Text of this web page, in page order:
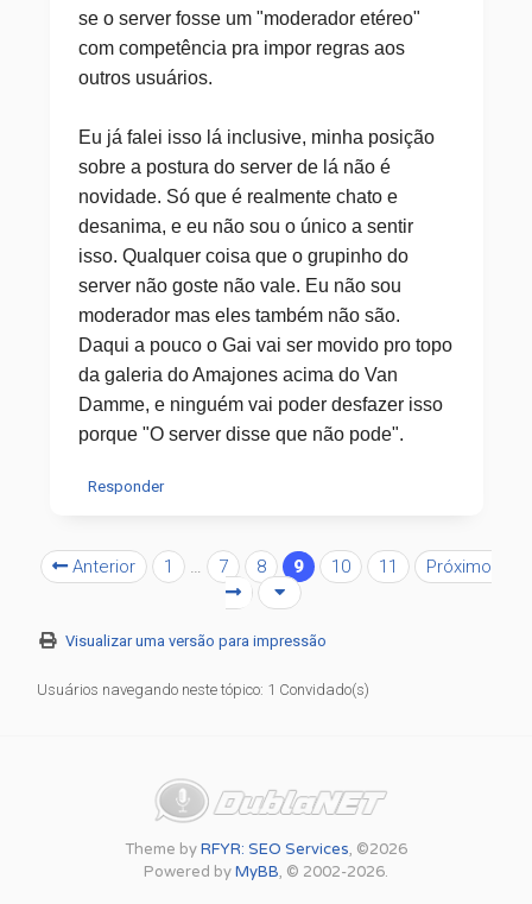
se o server fosse um "moderador etéreo"
com competência pra impor regras aos
outros usuários.
Eu já falei isso lá inclusive, minha posição
sobre a postura do server de lá não é
novidade. Só que é realmente chato e
desanima, e eu não sou o único a sentir
isso. Qualquer coisa que o grupinho do
server não goste não vale. Eu não sou
moderador mas eles também não são.
Daqui a pouco o Gai vai ser movido pro topo
da galeria do Amajones acima do Van
Damme, e ninguém vai poder desfazer isso
porque "O server disse que não pode".
Responder
Anterior 1 … 7 8 9 10 11 Próximo
Visualizar uma versão para impressão
Usuários navegando neste tópico: 1 Convidado(s)
Theme byRFYR: SEO Services, ©2026
Powered byMyBB, © 2002-2026.